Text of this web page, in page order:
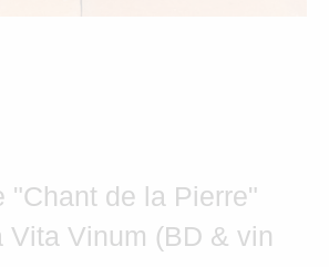
"Chant de la Pierre"
Vita Vinum (BD & vin